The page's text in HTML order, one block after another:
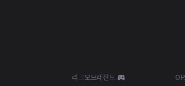
리그오브레전드